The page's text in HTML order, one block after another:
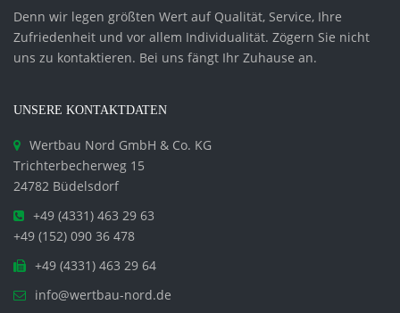
Denn wir legen größten Wert auf Qualität, Service, Ihre
Zufriedenheit und vor allem Individualität. Zögern Sie nicht
uns zu kontaktieren. Bei uns fängt Ihr Zuhause an.
UNSERE KONTAKTDATEN
Wertbau Nord GmbH & Co. KG
Trichterbecherweg 15
24782 Büdelsdorf
+49 (4331) 463 29 63
+49 (152) 090 36 478
+49 (4331) 463 29 64
info@wertbau-nord.de